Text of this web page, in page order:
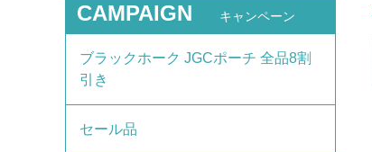
CAMPAIGN キャンペーン
ブラックホーク JGCポーチ 全品8割
引き
セール品